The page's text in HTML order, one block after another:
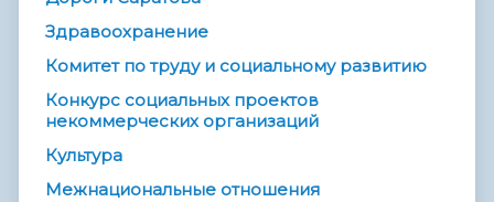
Здравоохранение
Комитет по труду и социальному развитию
Конкурс социальных проектов
некоммерческих организаций
Культура
Межнациональные отношения